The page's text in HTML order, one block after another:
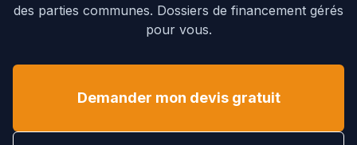
des parties communes. Dossiers de financement gérés
pour vous.
Demander mon devis gratuit